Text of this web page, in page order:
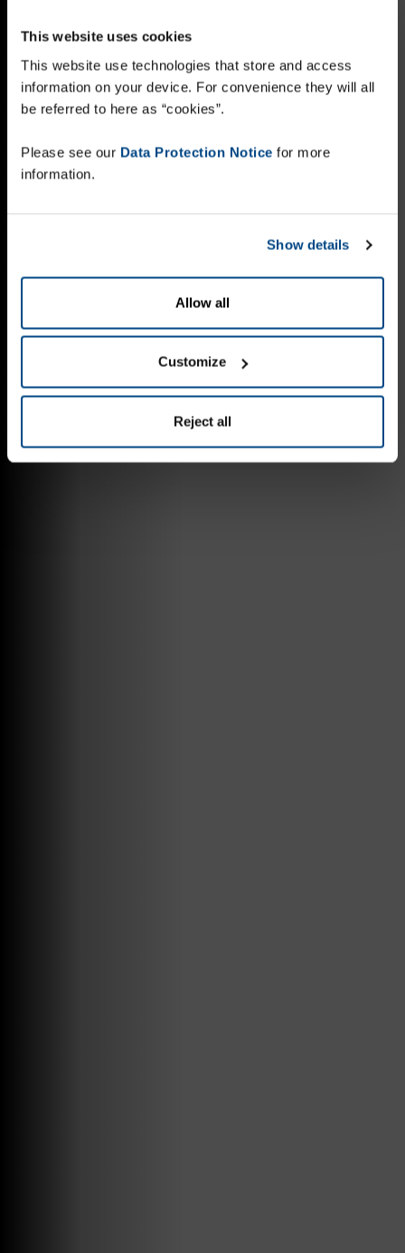
This website uses cookies
This website use technologies that store and access
information on your device. For convenience they will all
be referred to here as “cookies”.
Please see our Data Protection Notice for more
information.
Show details
Allow all
Customize
Reject all